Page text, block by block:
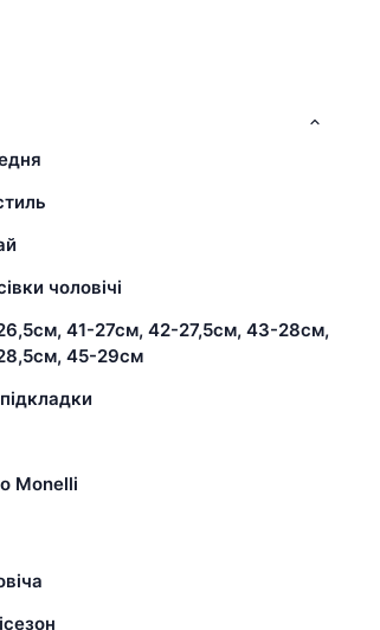
чоловічі
41-27см, 42-27,5см, 43-28см,
45-29см
Monelli